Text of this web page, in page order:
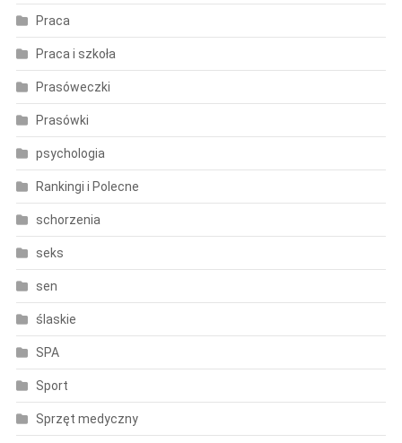
Praca
Praca i szkoła
Prasóweczki
Prasówki
psychologia
Rankingi i Polecne
schorzenia
seks
sen
ślaskie
SPA
Sport
Sprzęt medyczny